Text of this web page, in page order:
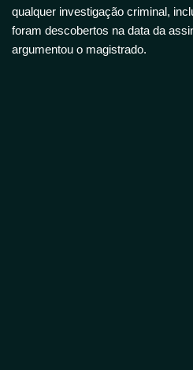
qualquer investigação criminal,
foram descobertos na data da
argumentou o magistrado.